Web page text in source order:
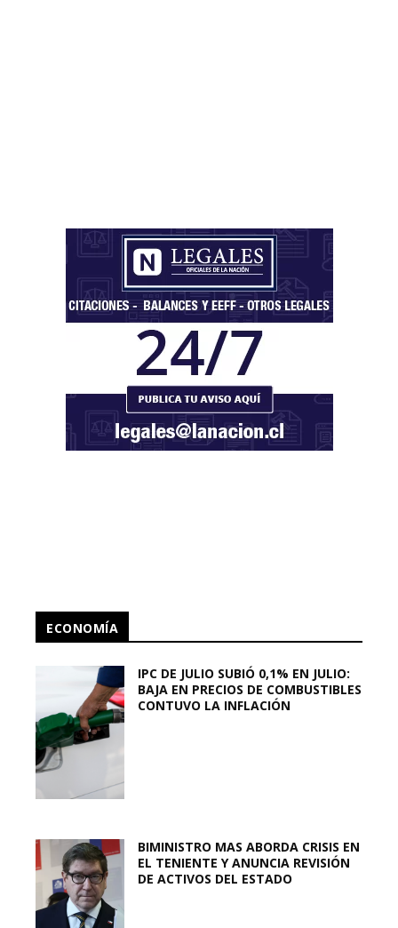
ECONOMÍA
IPC DE JULIO SUBIÓ 0,1% EN JULIO:
BAJA EN PRECIOS DE COMBUSTIBLES
CONTUVO LA INFLACIÓN
BIMINISTRO MAS ABORDA CRISIS EN
EL TENIENTE Y ANUNCIA REVISIÓN
DE ACTIVOS DEL ESTADO